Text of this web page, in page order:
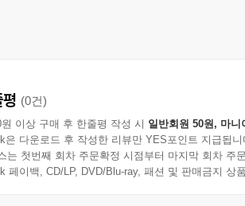
(0건)
원 이상 구매 후 한줄평 작성 시 일반회원 50원, 마니
은 다운로드 후 작성한 리뷰만 YES포인트 지급됩니
는 첫번째 회차 주문확정 시점부터 마지막 회차 주
페이백, CD/LP, DVD/Blu-ray, 패션 및 판매금지 상